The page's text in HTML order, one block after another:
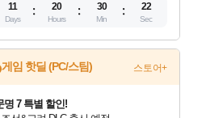
11
Days
20
Hours
30
Min
21
Sec
게임 핫딜 (PC/스팀) 스토어+
50%할인&추가 적립까지!